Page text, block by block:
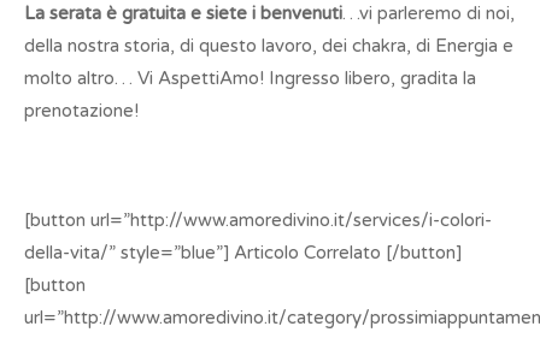
La serata è gratuita e siete i benvenuti…vi parleremo di noi,
della nostra storia, di questo lavoro, dei chakra, di Energia e
molto altro… Vi AspettiAmo! Ingresso libero, gradita la
prenotazione!
[button url=”http://www.amoredivino.it/services/i-colori-
della-vita/” style=”blue”] Articolo Correlato [/button]
[button
url=”http://www.amoredivino.it/category/